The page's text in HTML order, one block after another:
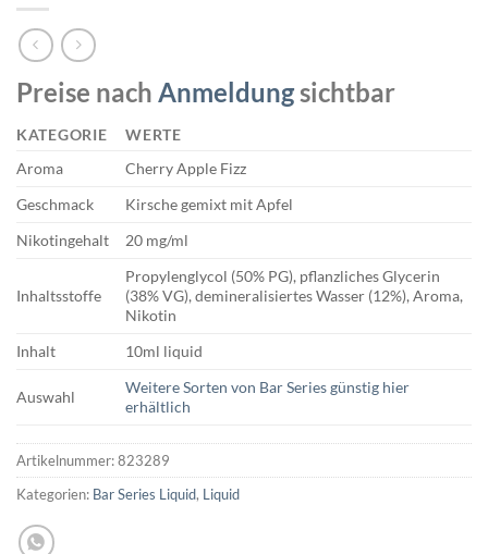
Preise nach Anmeldungsichtbar
KATEGORIE
WERTE
Aroma
Cherry Apple Fizz
Geschmack
Kirsche gemixt mit Apfel
Nikotingehalt
20 mg/ml
Inhaltsstoffe
Propylenglycol (50% PG), pflanzliches Glycerin
(38% VG), demineralisiertes Wasser (12%), Aroma,
Nikotin
Inhalt
10ml liquid
Auswahl
Weitere Sorten von Bar Series günstig hier
erhältlich
Artikelnummer:823289
Kategorien: Bar Series Liquid, Liquid